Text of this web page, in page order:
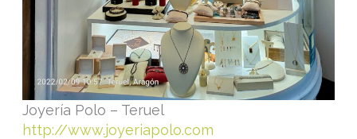
Joyería Polo – Teruel
http://www.joyeriapolo.com